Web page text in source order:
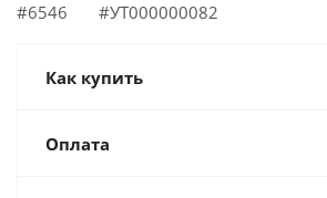
#6546 #УТ000000082
Как купить
Оплата